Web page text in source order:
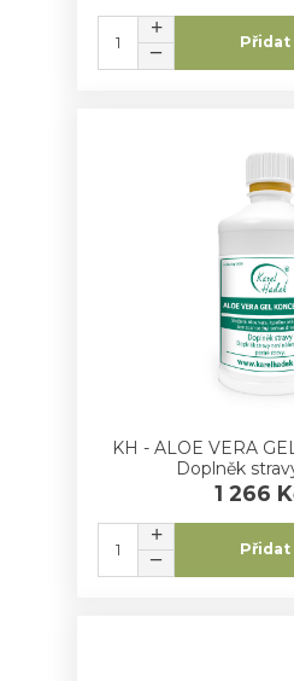
Přidat
KH - ALOE VERA
Doplněk
1 266
Přidat